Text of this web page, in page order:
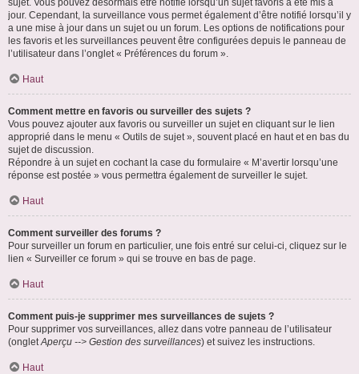
sujet. Vous pouvez désormais être notifié lorsqu’un sujet favoris a été mis à
jour. Cependant, la surveillance vous permet également d’être notifié lorsqu’il y
a une mise à jour dans un sujet ou un forum. Les options de notifications pour
les favoris et les surveillances peuvent être configurées depuis le panneau de
l’utilisateur dans l’onglet « Préférences du forum ».
Haut
Comment mettre en favoris ou surveiller des sujets ?
Vous pouvez ajouter aux favoris ou surveiller un sujet en cliquant sur le lien
approprié dans le menu « Outils de sujet », souvent placé en haut et en bas du
sujet de discussion.
Répondre à un sujet en cochant la case du formulaire « M’avertir lorsqu’une
réponse est postée » vous permettra également de surveiller le sujet.
Haut
Comment surveiller des forums ?
Pour surveiller un forum en particulier, une fois entré sur celui-ci, cliquez sur le
lien « Surveiller ce forum » qui se trouve en bas de page.
Haut
Comment puis-je supprimer mes surveillances de sujets ?
Pour supprimer vos surveillances, allez dans votre panneau de l’utilisateur
(ongletAperçu --> Gestion des surveillances) et suivez les instructions.
Haut